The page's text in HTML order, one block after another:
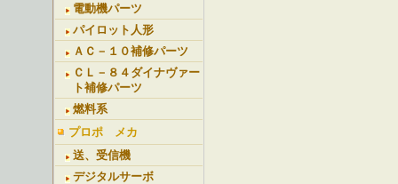
電動機パーツ
パイロット人形
ＡＣ－１０補修パーツ
ＣＬ－８４ダイナヴァー
ト補修パーツ
燃料系
プロポ メカ
送、受信機
デジタルサーボ